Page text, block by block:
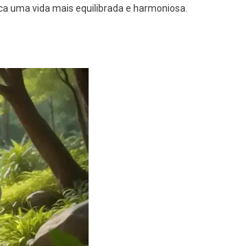
uma vida mais equilibrada e harmoniosa.